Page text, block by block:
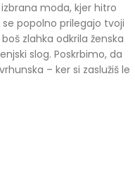
moda, kjer hitro
popolno prilegajo tvoji
zlahka odkrila ženska
slog. Poskrbimo, da
– ker si zaslužiš le